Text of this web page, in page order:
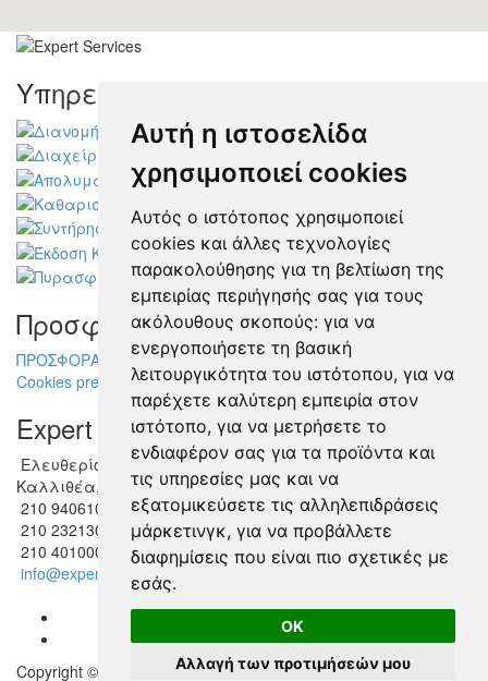
Αυτή η ιστοσελίδα
χρησιμοποιεί cookies
Αυτός ο ιστότοπος χρησιμοποιεί
cookies και άλλες τεχνολογίες
παρακολούθησης για τη βελτίωση της
εμπειρίας περιήγησής σας για τους
ακόλουθους σκοπούς: για να
ενεργοποιήσετε τη βασική
λειτουργικότητα του ιστότοπου, για να
παρέχετε καλύτερη εμπειρία στον
ιστότοπο, για να μετρήσετε το
ενδιαφέρον σας για τα προϊόντα και
τις υπηρεσίες μας και να
εξατομικεύσετε τις αλληλεπιδράσεις
μάρκετινγκ, για να προβάλλετε
διαφημίσεις που είναι πιο σχετικές με
εσάς.
OK
Αλλαγή των προτιμήσεών μου
Υπηρεσίες
Προσφορές
ΠΡΟΣΦΟΡΑ ΔΙΑΧΕΙΡΙΣΗΣ ΚΤΙΡΙΩΝ
Cookies preferences
Expert Services
Ελευθερίου Βενιζέλου 248
Καλλιθέα, Αθήνα
210 9406100 (8 γραμμές)
210 2321300 (6 γραμμές)
210 4010000 (Φαξ)
info@expertservices.gr
Copyright © 2026 www.expertservices.gr/ All rights reserved.